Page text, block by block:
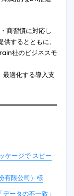
商習慣に対応し
するとともに、
社のビジネスモ
適化する導入支
ケージで スピー
有限公司）様
ータの不一致」